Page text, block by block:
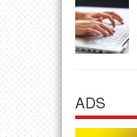
ADS